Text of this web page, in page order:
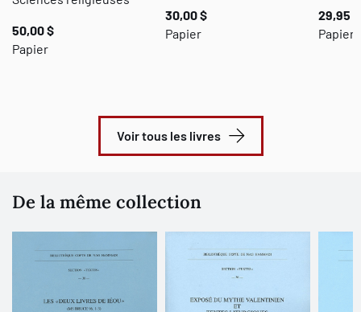
50,00 $
Papier
30,00 $
Papier
29,95 $
Papier
Voir tous les livres
De la même collection